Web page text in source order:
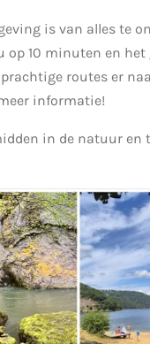
is van alles te
op 10 minuten en het
routes er
informatie!
in de natuur en